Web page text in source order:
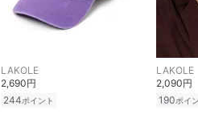
LAKOLE
2,690円
244ポイント
LAKOLE
2,090円
190ポイ